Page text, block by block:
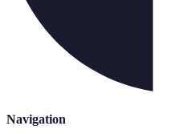
Navigation